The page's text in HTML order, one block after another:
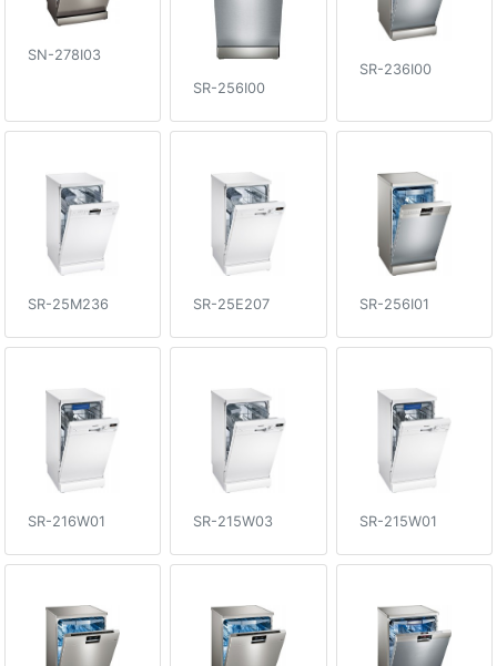
SN-278I03
SR-256I00
SR-236I00
SR-25M236 SR-25E207 SR-256I01
SR-216W01 SR-215W03 SR-215W01